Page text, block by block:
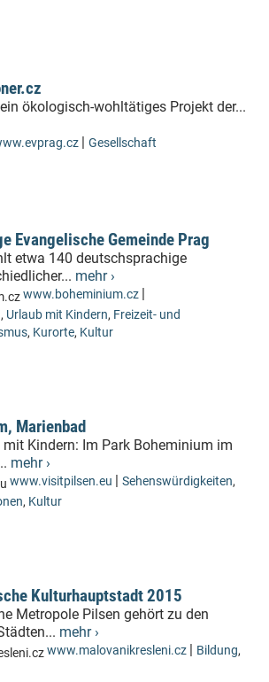
ökologisch-wohltätiges Projekt der...
| Gesellschaft
Evangelische Gemeinde Prag
etwa 140 deutschsprachige
mehr ›
www.boheminium.cz |
, Urlaub mit Kindern, Freizeit- und
, Kurorte, Kultur
Marienbad
Kindern: Im Park Boheminium im
mehr ›
www.visitpilsen.eu | Sehenswürdigkeiten,
, Kultur
Kulturhauptstadt 2015
Metropole Pilsen gehört zu den
mehr ›
www.malovanikresleni.cz | Bildung,